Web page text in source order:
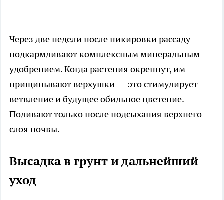
Через две недели после пикировки рассаду
подкармливают комплексным минеральным
удобрением. Когда растения окрепнут, им
прищипывают верхушки — это стимулирует
ветвление и будущее обильное цветение.
Поливают только после подсыхания верхнего
слоя почвы.
Высадка в грунт и дальнейший
уход